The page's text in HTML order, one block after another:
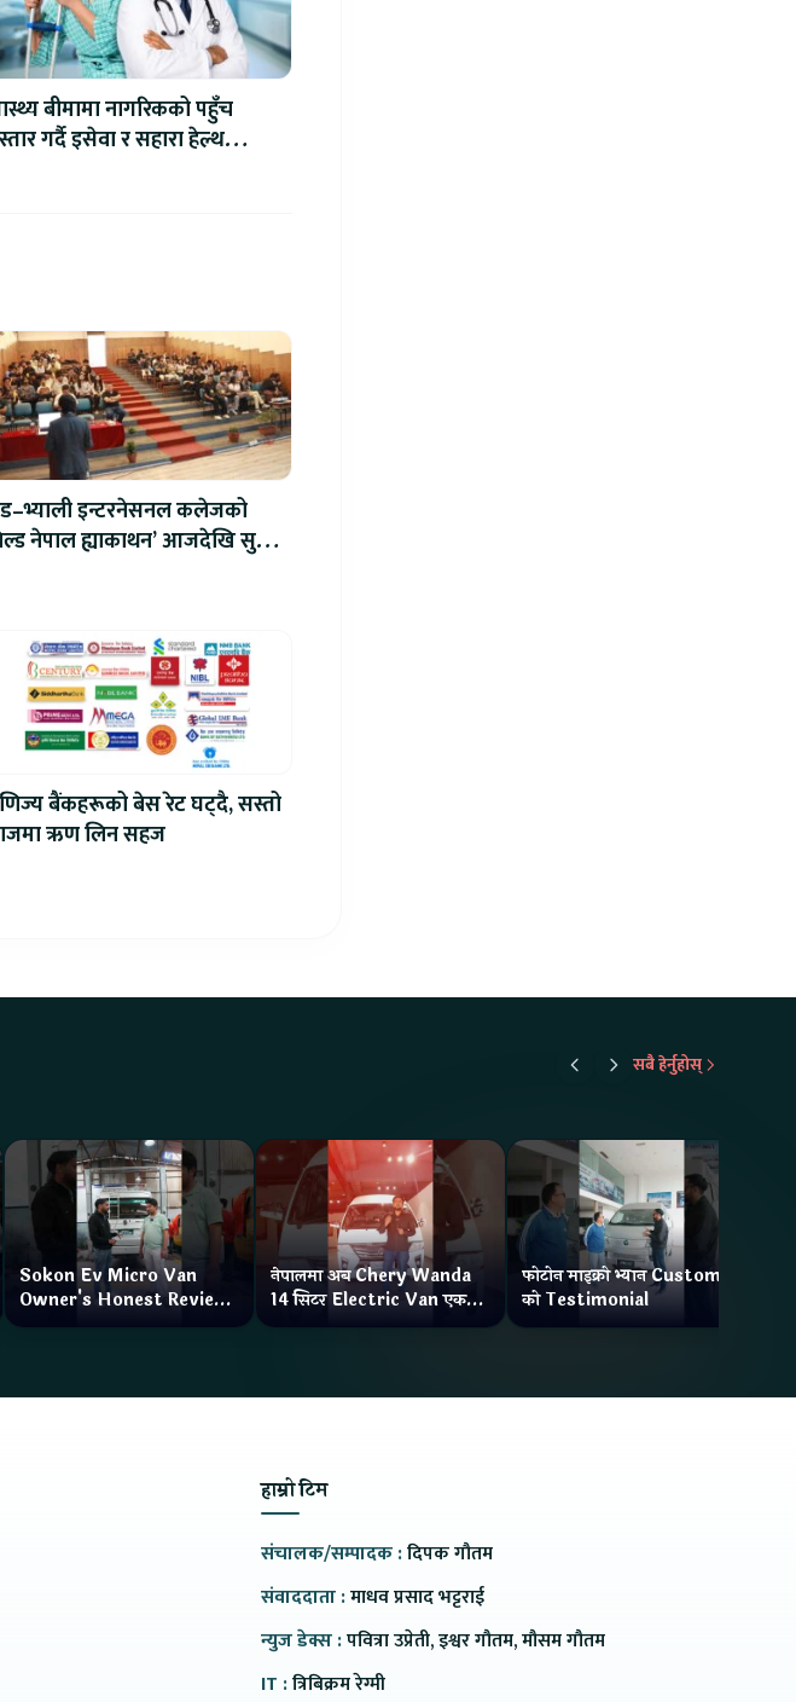
बीमामा नागरिकको पहुँच
गर्दै इसेवा र सहारा हेल्थ
इन्टरनेसनल कलेजको
नेपाल ह्याकाथन’ आजदेखि सुरु,
बैंकहरूको बेस रेट घट्दै, सस्तो
ऋण लिन सहज
सबै हेर्नुहोस्
Sokon Ev Micro Van
Owner's Honest Review
How is the service?
नेपालमा अब Chery Wanda
14 सिटर Electric Van एक
Charge मा दिन्छ 300KM
फोटोन माइक्रो भ्यान Customer
को Testimonial
हाम्रो टिम
संचालक/सम्पादक :दिपक गौतम
संवाददाता :माधव प्रसाद भट्टराई
न्युज डेक्स :पवित्रा उप्रेती, इश्वर गौतम, मौसम गौतम
IT :त्रिबिक्रम रेग्मी